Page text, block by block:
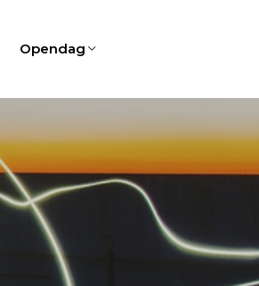
Opendag